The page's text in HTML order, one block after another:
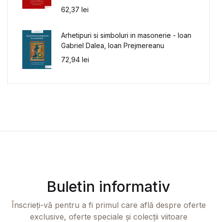
62,37 lei
Arhetipuri si simboluri in masonerie - Ioan
Gabriel Dalea, Ioan Prejmereanu
72,94 lei
Buletin informativ
Înscrieți-vă pentru a fi primul care află despre oferte
exclusive, oferte speciale și colecții viitoare